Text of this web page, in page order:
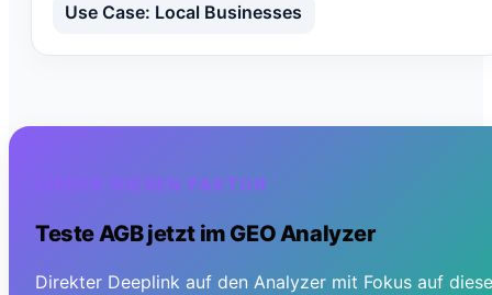
Use Case: Local Businesses
CHECK DIESEN FAKTOR
TesteAGBjetzt im GEO Analyzer
Direkter Deeplink auf den Analyzer mit Fokus auf